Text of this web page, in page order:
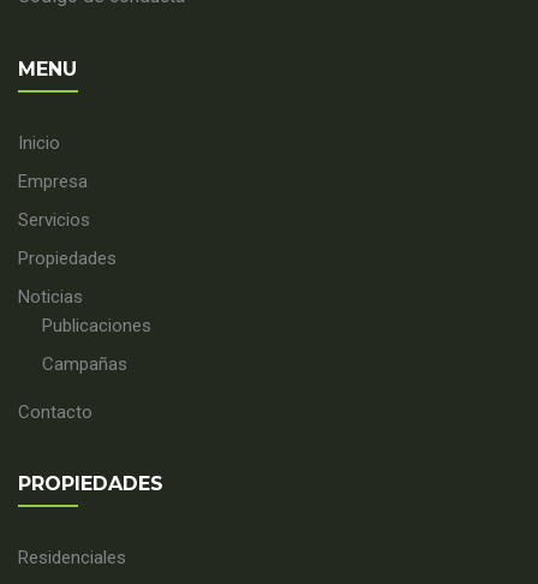
MENU
Inicio
Empresa
Servicios
Propiedades
Noticias
Publicaciones
Campañas
Contacto
PROPIEDADES
Residenciales